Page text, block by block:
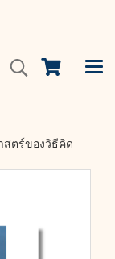
สตร์ของวิธีคิด